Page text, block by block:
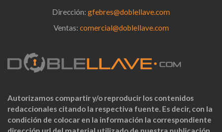
Dirección: gfebres@doblellave.com
Ventas: comercial@doblellave.com
Autorizamos compartir y/o reproducir los contenidos
redaccionales citando la respectiva fuente. Es decir, con la
condición de colocar en la información la correspondiente